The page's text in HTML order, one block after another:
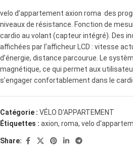
velo d’appartement axion roma des
niveaux de résistance. Fonction de
cardio au volant (capteur intégré). Des
affichées par l’afficheur LCD : vitesse
d’énergie, distance parcourue. Le
magnétique, ce qui permet aux
s’engager confortablement dans le
Catégorie : VÉLO D'APPARTEMENT
Étiquettes : axion, roma, velo
Share: